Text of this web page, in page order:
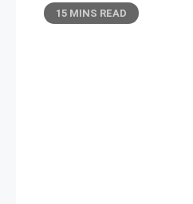
15 MINS READ